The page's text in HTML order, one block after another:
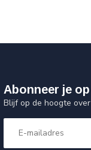
Abonneer je
Blijf op de hoogte